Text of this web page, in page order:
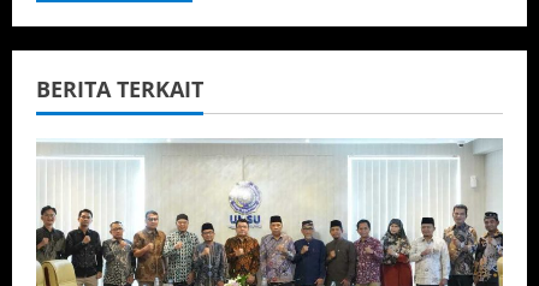
BERITA TERKAIT